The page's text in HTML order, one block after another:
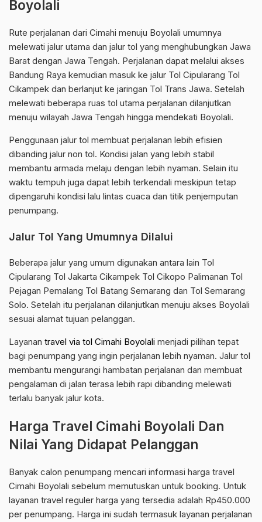
Boyolali
Rute perjalanan dari Cimahi menuju Boyolali umumnya
melewati jalur utama dan jalur tol yang menghubungkan Jawa
Barat dengan Jawa Tengah. Perjalanan dapat melalui akses
Bandung Raya kemudian masuk ke jalur Tol Cipularang Tol
Cikampek dan berlanjut ke jaringan Tol Trans Jawa. Setelah
melewati beberapa ruas tol utama perjalanan dilanjutkan
menuju wilayah Jawa Tengah hingga mendekati Boyolali.
Penggunaan jalur tol membuat perjalanan lebih efisien
dibanding jalur non tol. Kondisi jalan yang lebih stabil
membantu armada melaju dengan lebih nyaman. Selain itu
waktu tempuh juga dapat lebih terkendali meskipun tetap
dipengaruhi kondisi lalu lintas cuaca dan titik penjemputan
penumpang.
Jalur Tol Yang Umumnya Dilalui
Beberapa jalur yang umum digunakan antara lain Tol
Cipularang Tol Jakarta Cikampek Tol Cikopo Palimanan Tol
Pejagan Pemalang Tol Batang Semarang dan Tol Semarang
Solo. Setelah itu perjalanan dilanjutkan menuju akses Boyolali
sesuai alamat tujuan pelanggan.
Layanan travel via tol Cimahi Boyolali menjadi pilihan tepat
bagi penumpang yang ingin perjalanan lebih nyaman. Jalur tol
membantu mengurangi hambatan perjalanan dan membuat
pengalaman di jalan terasa lebih rapi dibanding melewati
terlalu banyak jalur kota.
Harga Travel Cimahi Boyolali Dan
Nilai Yang Didapat Pelanggan
Banyak calon penumpang mencari informasi harga travel
Cimahi Boyolali sebelum memutuskan untuk booking. Untuk
layanan travel reguler harga yang tersedia adalah Rp450.000
per penumpang. Harga ini sudah termasuk layanan perjalanan